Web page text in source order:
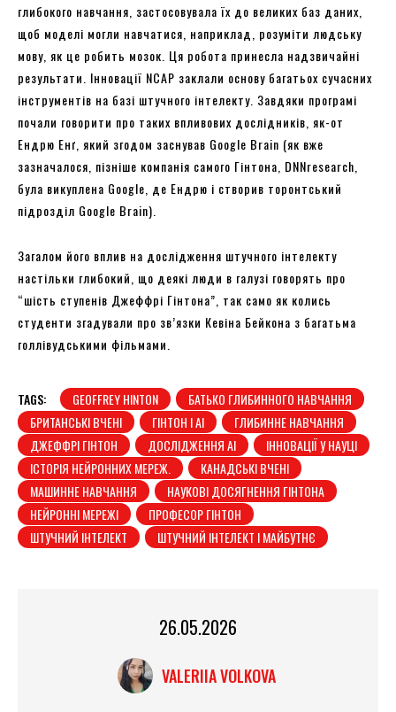
глибокого навчання, застосовувала їх до великих баз даних,
щоб моделі могли навчатися, наприклад, розуміти людську
мову, як це робить мозок. Ця робота принесла надзвичайні
результати. Інновації NCAP заклали основу багатьох сучасних
інструментів на базі штучного інтелекту. Завдяки програмі
почали говорити про таких впливових дослідників, як-от
Ендрю Енґ, який згодом заснував Google Brain (як вже
зазначалося, пізніше компанія самого Гінтона, DNNresearch,
була викуплена Google, де Ендрю і створив торонтський
підрозділ Google Brain).
Загалом його вплив на дослідження штучного інтелекту
настільки глибокий, що деякі люди в галузі говорять про
“шість ступенів Джеффрі Гінтона”, так само як колись
студенти згадували про зв’язки Кевіна Бейкона з багатьма
голлівудськими фільмами.
TAGS: GEOFFREY HINTON
БАТЬКО ГЛИБИННОГО НАВЧАННЯ
БРИТАНСЬКІ ВЧЕНІ
ГІНТОН І AI
ГЛИБИННЕ НАВЧАННЯ
ДЖЕФФРІ ГІНТОН
ДОСЛІДЖЕННЯ AI
ІННОВАЦІЇ У НАУЦІ
ІСТОРІЯ НЕЙРОННИХ МЕРЕЖ.
КАНАДСЬКІ ВЧЕНІ
МАШИННЕ НАВЧАННЯ
НАУКОВІ ДОСЯГНЕННЯ ГІНТОНА
НЕЙРОННІ МЕРЕЖІ
ПРОФЕСОР ГІНТОН
ШТУЧНИЙ ІНТЕЛЕКТ
ШТУЧНИЙ ІНТЕЛЕКТ І МАЙБУТНЄ
26.05.2026
VALERIIA VOLKOVA